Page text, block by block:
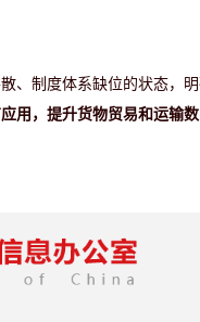
、制度体系缺位的状态，
用，提升货物贸易和运输